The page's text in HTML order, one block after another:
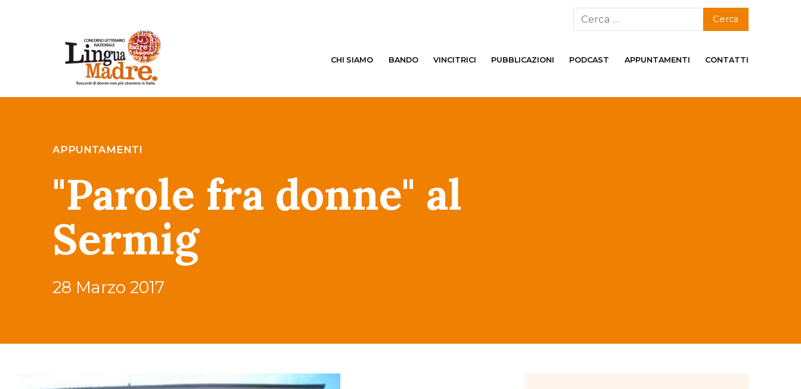
CHI SIAMO BANDO VINCITRICI PUBBLICAZIONI PODCAST APPUNTAMENTI CONTATTI
APPUNTAMENTI
"Parole fra donne" al
Sermig
28 Marzo 2017